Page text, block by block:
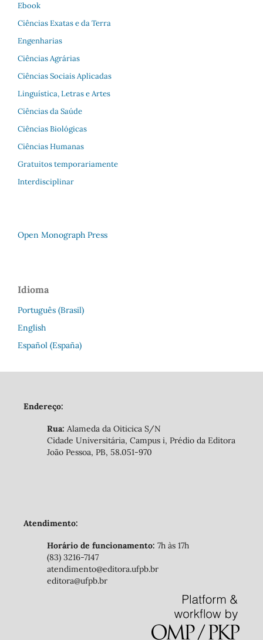
Ebook
Ciências Exatas e da Terra
Engenharias
Ciências Agrárias
Ciências Sociais Aplicadas
Linguística, Letras e Artes
Ciências da Saúde
Ciências Biológicas
Ciências Humanas
Gratuitos temporariamente
Interdisciplinar
Open Monograph Press
Idioma
Português (Brasil)
English
Español (España)
Endereço:
Rua: Alameda da Oiticica S/N
Cidade Universitária, Campus i, Prédio da Editora
João Pessoa, PB, 58.051-970
Atendimento:
Horário de funcionamento: 7h às 17h
(83) 3216-7147
atendimento@editora.ufpb.br
editora@ufpb.br